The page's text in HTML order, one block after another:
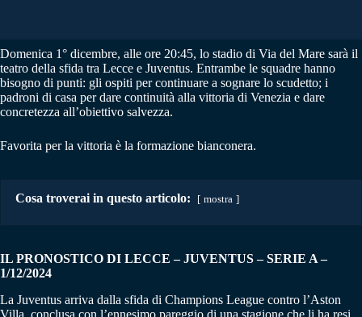
Domenica 1° dicembre, alle ore 20:45, lo stadio di Via del Mare sarà il
teatro della sfida tra Lecce e Juventus. Entrambe le squadre hanno
bisogno di punti: gli ospiti per continuare a sognare lo scudetto; i
padroni di casa per dare continuità alla vittoria di Venezia e dare
concretezza all’obiettivo salvezza.
Favorita per la vittoria è la formazione bianconera.
Cosa troverai in questo articolo: mostra
IL PRONOSTICO DI LECCE – JUVENTUS–SERIE A –
1/12/2024
La Juventus arriva dalla sfida di Champions League contro l’Aston
Villa, conclusa con l’ennesimo pareggio di una stagione che li ha resi